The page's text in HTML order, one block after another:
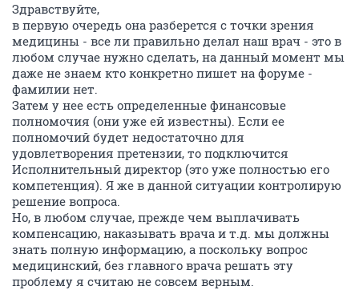
Здравствуйте,
в первую очередь она разберется с точки зрения
медицины - все ли правильно делал наш врач - это в
любом случае нужно сделать, на данный момент мы
даже не знаем кто конкретно пишет на форуме -
фамилии нет.
Затем у нее есть определенные финансовые
полномочия (они уже ей известны). Если ее
полномочий будет недостаточно для
удовлетворения претензии, то подключится
Исполнительный директор (это уже полностью его
компетенция). Я же в данной ситуации контролирую
решение вопроса.
Но, в любом случае, прежде чем выплачивать
компенсацию, наказывать врача и т.д. мы должны
знать полную информацию, а поскольку вопрос
медицинский, без главного врача решать эту
проблему я считаю не совсем верным.